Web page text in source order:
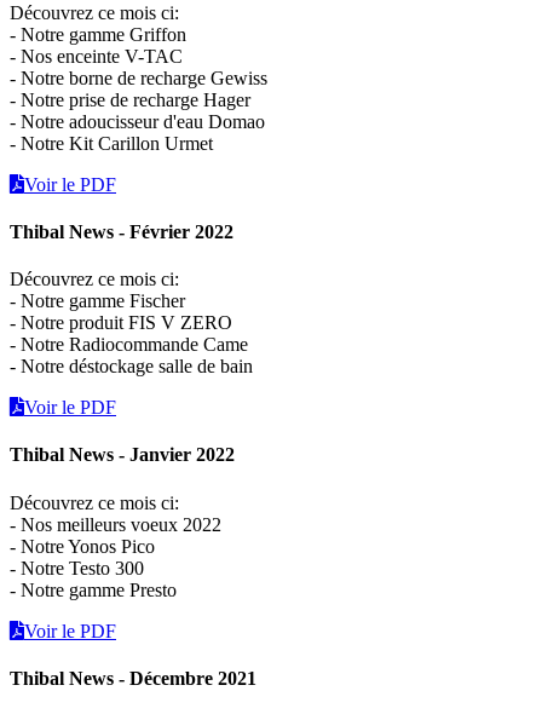
Découvrez ce mois ci:
- Notre gamme Griffon
- Nos enceinte V-TAC
- Notre borne de recharge Gewiss
- Notre prise de recharge Hager
- Notre adoucisseur d'eau Domao
- Notre Kit Carillon Urmet
Voir le PDF
Thibal News - Février 2022
Découvrez ce mois ci:
- Notre gamme Fischer
- Notre produit FIS V ZERO
- Notre Radiocommande Came
- Notre déstockage salle de bain
Voir le PDF
Thibal News - Janvier 2022
Découvrez ce mois ci:
- Nos meilleurs voeux 2022
- Notre Yonos Pico
- Notre Testo 300
- Notre gamme Presto
Voir le PDF
Thibal News - Décembre 2021